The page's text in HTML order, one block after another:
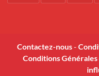
Contactez-nous-
Conditions Générales